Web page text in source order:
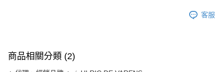
客服
商品相關分類 (2)